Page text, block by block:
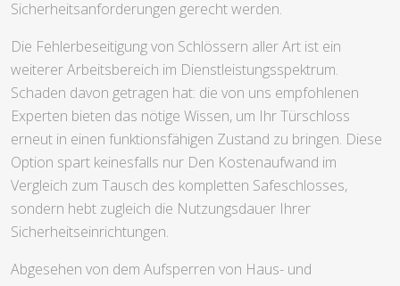
Sicherheitsanforderungen gerecht werden.
Die Fehlerbeseitigung von Schlössern aller Art ist ein
weiterer Arbeitsbereich im Dienstleistungsspektrum.
Schaden davon getragen hat: die von uns empfohlenen
Experten bieten das nötige Wissen, um Ihr Türschloss
erneut in einen funktionsfähigen Zustand zu bringen. Diese
Option spart keinesfalls nur Den Kostenaufwand im
Vergleich zum Tausch des kompletten Safeschlosses,
sondern hebt zugleich die Nutzungsdauer Ihrer
Sicherheitseinrichtungen.
Abgesehen von dem Aufsperren von Haus- und